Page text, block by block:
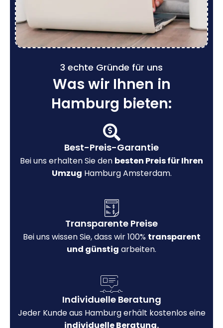
3 echte Gründe für uns
Was wir Ihnen in
Hamburg bieten:
Best-Preis-Garantie
Bei uns erhalten Sie den besten Preis für Ihren
Umzug Hamburg Amsterdam.
Transparente Preise
Bei uns wissen Sie, dass wir 100% transparent
und günstig arbeiten.
Individuelle Beratung
Jeder Kunde aus Hamburg erhält kostenlos eine
individuelle Beratung.